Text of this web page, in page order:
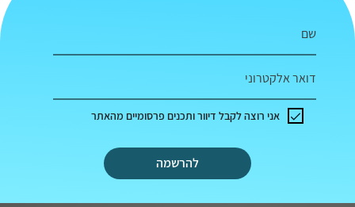
שם
דואר אלקטרוני
להרשמה
אני רוצה לקבל דיוור ותכנים פרסומיים מהאתר